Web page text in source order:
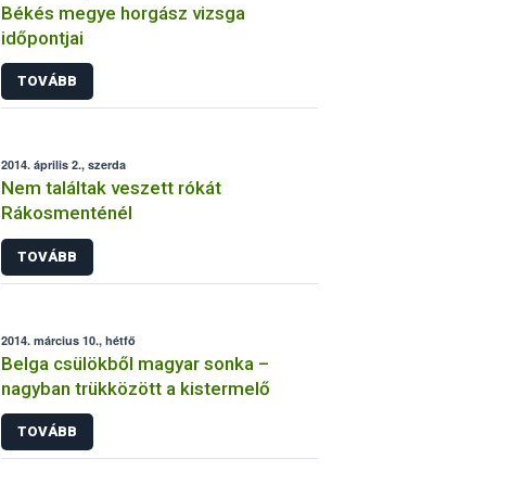
Békés megye horgász vizsga
időpontjai
TOVÁBB
2014. április 2., szerda
Nem találtak veszett rókát
Rákosmenténél
TOVÁBB
2014. március 10., hétfő
Belga csülökből magyar sonka –
nagyban trükközött a kistermelő
TOVÁBB